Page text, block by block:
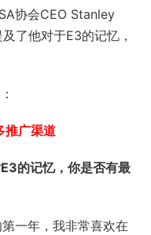
协会CEO Stanley
了他对于E3的记忆，
推广渠道
的记忆，你是否有最
一年，我非常喜欢在